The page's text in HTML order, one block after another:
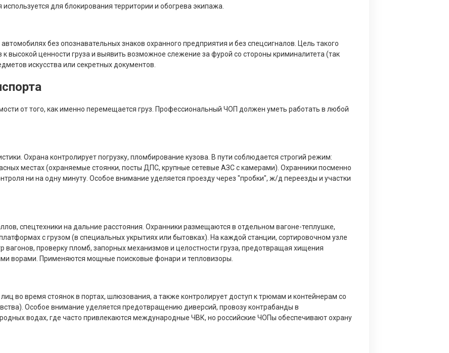
для блокирования территории и обогрева экипажа.
без опознавательных знаков охранного предприятия и без спецсигналов. Цель такого
ценности груза и выявить возможное слежение за фурой со стороны криминалитета (так
искусства или секретных документов.
от того, как именно перемещается груз. Профессиональный ЧОП должен уметь работать в любой
Охрана контролирует погрузку, пломбирование кузова. В пути соблюдается строгий режим:
местах (охраняемые стоянки, посты ДПС, крупные сетевые АЗС с камерами). Охранники посменно
ни на одну минуту. Особое внимание уделяется проезду через "пробки", ж/д переезды и участки
спецтехники на дальние расстояния. Охранники размещаются в отдельном вагоне-теплушке,
с грузом (в специальных укрытиях или бытовках). На каждой станции, сортировочном узле
проверку пломб, запорных механизмов и целостности груза, предотвращая хищения
ворами. Применяются мощные поисковые фонари и тепловизоры.
во время стоянок в портах, шлюзования, а также контролирует доступ к трюмам и контейнерам со
Особое внимание уделяется предотвращению диверсий, провозу контрабанды в
водах, где часто привлекаются международные ЧВК, но российские ЧОПы обеспечивают охрану